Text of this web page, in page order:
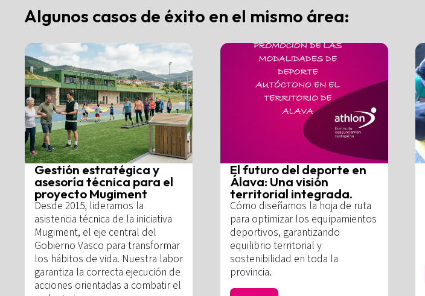
Algunos casos de éxito en el mismo área:
Gestión estratégica y
asesoría técnica para el
proyecto Mugiment
Desde 2015, lideramos la
asistencia técnica de la iniciativa
Mugiment, el eje central del
Gobierno Vasco para transformar
los hábitos de vida. Nuestra labor
garantiza la correcta ejecución de
acciones orientadas a combatir el
El futuro del deporte en
Álava: Una visión
territorial integrada.
Cómo diseñamos la hoja de ruta
para optimizar los equipamientos
deportivos, garantizando
equilibrio territorial y
sostenibilidad en toda la
provincia.